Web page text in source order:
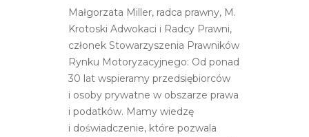
Małgorzata Miller, radca prawny, M.
Krotoski Adwokaci i Radcy Prawni,
członek Stowarzyszenia Prawników
Rynku Motoryzacyjnego: Od ponad
30 lat wspieramy przedsiębiorców
i osoby prywatne w obszarze prawa
i podatków. Mamy wiedzę
i doświadczenie, które pozwala